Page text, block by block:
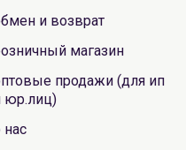
и возврат
магазин
продажи (для ип
юр.лиц)
нас